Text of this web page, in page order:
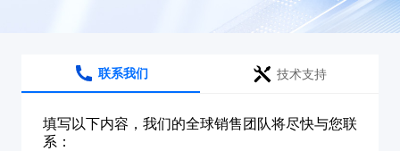
联系我们 技术支持
填写以下内容，我们的全球销售团队将尽快与您联
系：